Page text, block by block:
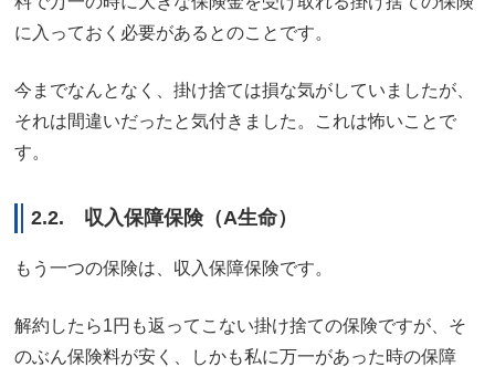
に入っておく必要があるとのことです。
今までなんとなく、掛け捨ては損な気がしていましたが、
それは間違いだったと気付きました。これは怖いことで
す。
2.2. 収入保障保険（A生命）
もう一つの保険は、収入保障保険です。
解約したら1円も返ってこない掛け捨ての保険ですが、そ
のぶん保険料が安く、しかも私に万一があった時の保障